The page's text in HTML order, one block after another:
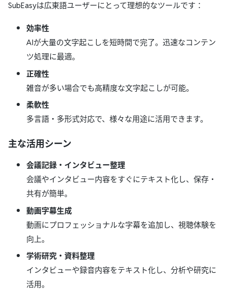
SubEasyは広東語ユーザーにとって理想的なツールです：
効率性
AIが大量の文字起こしを短時間で完了。迅速なコンテン
ツ処理に最適。
正確性
雑音が多い場合でも高精度な文字起こしが可能。
柔軟性
多言語・多形式対応で、様々な用途に活用できます。
主な活用シーン
会議記録・インタビュー整理
会議やインタビュー内容をすぐにテキスト化し、保存・
共有が簡単。
動画字幕生成
動画にプロフェッショナルな字幕を追加し、視聴体験を
向上。
学術研究・資料整理
インタビューや録音内容をテキスト化し、分析や研究に
活用。